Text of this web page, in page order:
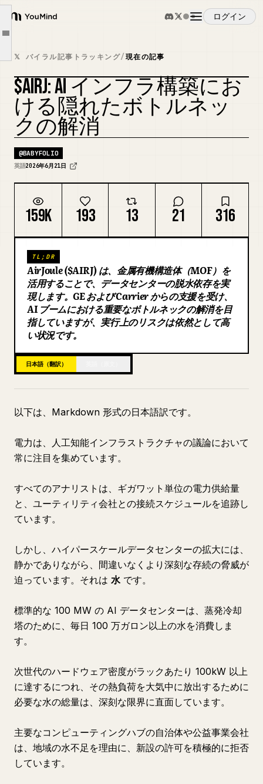
YouMind
ログイン
概要
ユースケース
スキル
プロンプト
ダウンロード
ブログ
更新情報
Article outline
6. 弱気のケース：超高度な実行課題
7. 最終評価：コモディティか？
私の見解：[$AIRJ](https://x.com/search?q=%24AIRJ&src=cashtag_click) の投資理論
TLDR; (結論)
𝕏 バイラル記事トラッキング/現在の記事
$AIRJ: AI インフラ構築にお
ける隠れたボトルネッ
クの解消
@BABYFOLIO
英語2026年6月21日
159K 193 13 21 316
TL;DR
AirJoule ($AIRJ) は、金属有機構造体（MOF）を
活用することで、データセンターの脱水依存を実
現します。GE および Carrier からの支援を受け、
AI ブームにおける重要なボトルネックの解消を目
指していますが、実行上のリスクは依然として高
い状況です。
日本語（翻訳）
以下は、Markdown 形式の日本語訳です。
電力は、人工知能インフラストラクチャの議論において
常に注目を集めています。
すべてのアナリストは、ギガワット単位の電力供給量
と、ユーティリティ会社との接続スケジュールを追跡し
ています。
しかし、ハイパースケールデータセンターの拡大には、
静かでありながら、間違いなくより深刻な存続の脅威が
迫っています。それは 水です。
標準的な 100 MW の AI データセンターは、蒸発冷却
塔のために、毎日 100 万ガロン以上の水を消費しま
す。
次世代のハードウェア密度がラックあたり 100kW 以上
に達するにつれ、その熱負荷を大気中に放出するために
必要な水の総量は、深刻な限界に直面しています。
主要なコンピューティングハブの自治体や公益事業会社
は、地域の水不足を理由に、新設の許可を積極的に拒否
しています。